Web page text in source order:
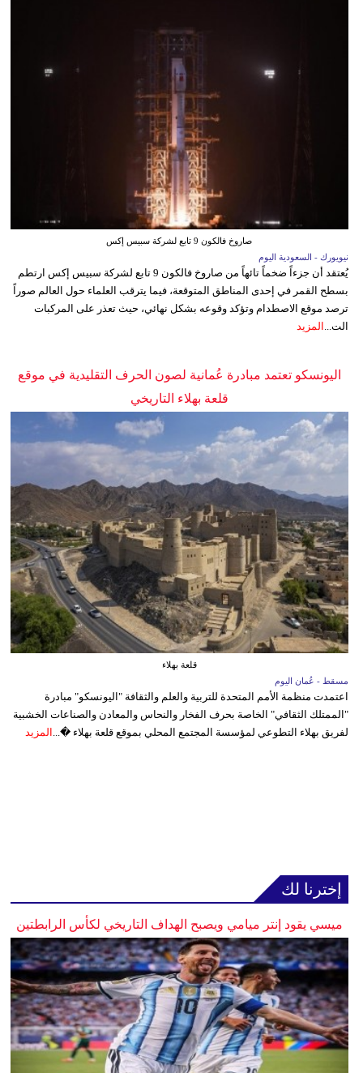
صاروخ فالكون 9 تابع لشركة سبيس إكس
نيويورك - السعودية اليوم
يُعتقد أن جزءاً ضخماً تائهاً من صاروخ فالكون 9 تابع لشركة سبيس إكس ارتطم
بسطح القمر في إحدى المناطق المتوقعة، فيما يترقب العلماء حول العالم صوراً
ترصد موقع الاصطدام وتؤكد وقوعه بشكل نهائي، حيث تعذر على المركبات
الت...
المزيد
اليونسكو تعتمد مبادرة عُمانية لصون الحرف التقليدية في موقع
قلعة بهلاء التاريخي
قلعة بهلاء
مسقط - عُمان اليوم
اعتمدت منظمة الأمم المتحدة للتربية والعلم والثقافة "اليونسكو" مبادرة
"الممتلك الثقافي" الخاصة بحرف الفخار والنحاس والمعادن والصناعات الخشبية
لفريق بهلاء التطوعي لمؤسسة المجتمع المحلي بموقع قلعة بهلاء �... المزيد
إخترنا لك
ميسي يقود إنتر ميامي ويصبح الهداف التاريخي لكأس الرابطتين